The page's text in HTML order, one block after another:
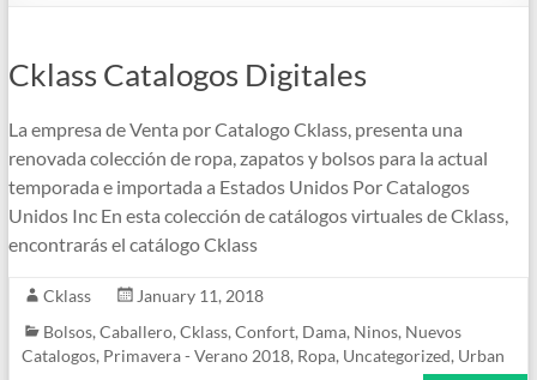
Cklass Catalogos Digitales
La empresa de Venta por Catalogo Cklass, presenta una
renovada colección de ropa, zapatos y bolsos para la actual
temporada e importada a Estados Unidos Por Catalogos
Unidos Inc En esta colección de catálogos virtuales de Cklass,
encontrarás el catálogo Cklass
Cklass
January 11, 2018
Bolsos, Caballero, Cklass, Confort, Dama, Ninos, Nuevos
Catalogos, Primavera - Verano 2018, Ropa, Uncategorized, Urban